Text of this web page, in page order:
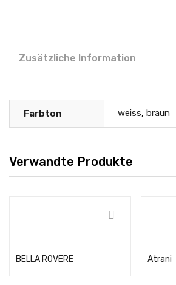
Zusätzliche Information
Farbton weiss, braun
Verwandte Produkte
BELLA ROVERE Atrani